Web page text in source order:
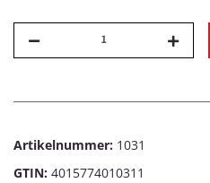
Artikelnummer: 1031
GTIN: 4015774010311